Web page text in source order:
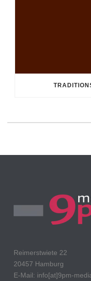
Reimerstwiete 22
20457 Hamburg
E-Mail: info[at]9pm-